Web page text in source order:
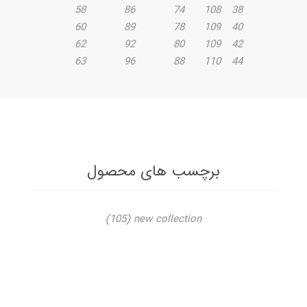
38
108
74
86
58
40
109
78
89
60
42
109
80
92
62
44
110
88
96
63
برچسب های محصول
new collection
(105)